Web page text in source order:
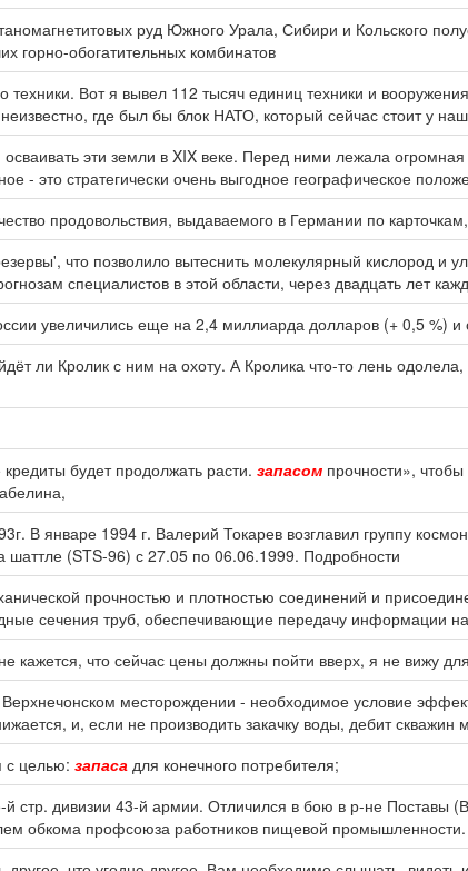
руд Южного Урала, Сибири и Кольского
горно-обогатительных комбинатов
техники. Вот я вывел 112 тысяч единиц техники и
где был бы блок НАТО, который сейчас стоит у
эти земли в XIX веке. Перед ними лежала
- это стратегически очень выгодное географическое
продовольствия, выдаваемого в Германии по
что позволило вытеснить молекулярный кислород и
специалистов в этой области, через двадцать лет
увеличились еще на 2,4 миллиарда долларов (+ 0,5 %)
ли Кролик с ним на охоту. А Кролика что-то лень одолела,
будет продолжать расти. запасом прочности»,
В январе 1994 г. Валерий Токарев возглавил группу
шаттле (STS-96) с 27.05 по 06.06.1999. Подробности
прочностью и плотностью соединений и
сечения труб, обеспечивающие передачу информации
кажется, что сейчас цены должны пойти вверх, я не вижу
месторождении - необходимое условие
и, если не производить закачку воды, дебит скважин
с целью: запаса для конечного потребителя;
й стр. дивизии 43-й армии. Отличился в бою в р-не Поставы
обкома профсоюза работников пищевой